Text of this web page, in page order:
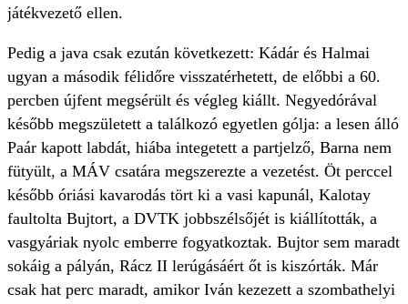
játékvezető ellen.
Pedig a java csak ezután következett: Kádár és Halmai
ugyan a második félidőre visszatérhetett, de előbbi a 60.
percben újfent megsérült és végleg kiállt. Negyedórával
később megszületett a találkozó egyetlen gólja: a lesen álló
Paár kapott labdát, hiába integetett a partjelző, Barna nem
fütyült, a MÁV csatára megszerezte a vezetést. Öt perccel
később óriási kavarodás tört ki a vasi kapunál, Kalotay
faultolta Bujtort, a DVTK jobbszélsőjét is kiállították, a
vasgyáriak nyolc emberre fogyatkoztak. Bujtor sem maradt
sokáig a pályán, Rácz II lerúgásáért őt is kiszórták. Már
csak hat perc maradt, amikor Iván kezezett a szombathelyi